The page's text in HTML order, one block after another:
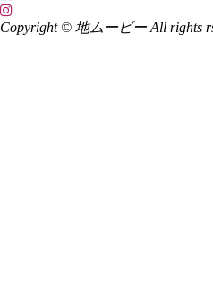
Copyright © 地ムービー All rights